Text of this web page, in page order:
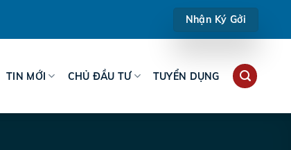
Nhận Ký Gởi
TIN MỚI CHỦ ĐẦU TƯ TUYỂN DỤNG